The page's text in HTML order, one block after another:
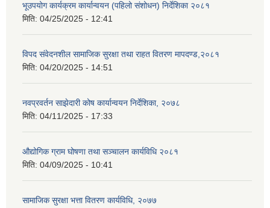
भूउपयोग कार्यक्रम कार्यान्वयन (पहिलो संशोधन) निर्देशिका २०८१
मिति: 04/25/2025 - 12:41
विपद संवेदनशील सामाजिक सुरक्षा तथा राहत वितरण मापदण्ड,२०८१
मिति: 04/20/2025 - 14:51
नवप्रवर्तन साझेदारी कोष कार्यान्वयन निर्देशिका, २०७८
मिति: 04/11/2025 - 17:33
औद्योगिक ग्राम घोषणा तथा सञ्चालन कार्यविधि २०८१
मिति: 04/09/2025 - 10:41
सामाजिक सुरक्षा भत्ता वितरण कार्यविधि, २०७७